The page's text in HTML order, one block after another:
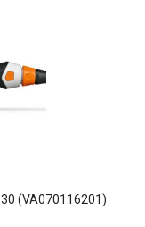
(VA070116201)